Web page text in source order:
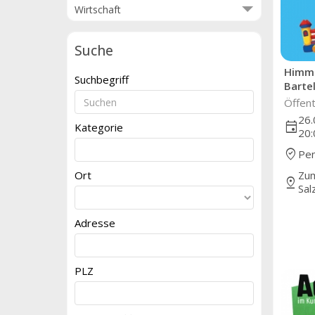
Wirtschaft
Suche
Suchbegriff
Kategorie
Ort
Adresse
PLZ
event
where_to_vote
pin_drop